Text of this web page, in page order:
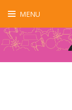
MENU